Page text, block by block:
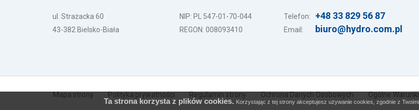
ul. Strażacka 60
43-382 Bielsko-Biała
NIP: PL 547-01-70-044
REGON: 008093410
Telefon: +48 33 829 56 87
Email: biuro@hydro.com.pl
Mapa strony Polityka prywatności Regulamin strony Ochrona Danych Osobowych Ogólne
Ta strona korzysta z plików cookies. Korzystając z tej strony akceptujesz używanie cookies, zgodnie z